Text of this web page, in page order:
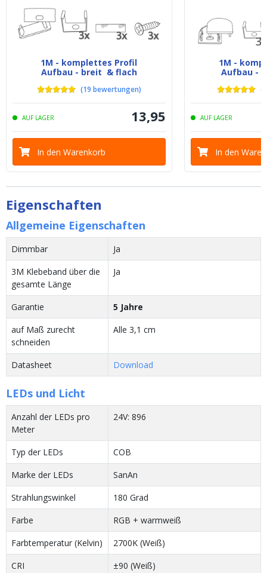
1M - komplettes Profil
Aufbau - breit & flach
(19 bewertungen)
AUF LAGER 13,95
In den Warenkorb
1M -
Aufbau -
(
AUF LAGER
In den
Eigenschaften
Allgemeine Eigenschaften
Dimmbar
Ja
3M Klebeband über die
gesamte Länge
Ja
Garantie
5 Jahre
auf Maß zurecht
schneiden
Alle 3,1 cm
Datasheet Download
LEDs und Licht
Anzahl der LEDs pro
Meter
24V: 896
Typ der LEDs
COB
Marke der LEDs
SanAn
Strahlungswinkel
180 Grad
Farbe
RGB + warmweiß
Farbtemperatur (Kelvin)
2700K (Weiß)
CRI
±90 (Weiß)